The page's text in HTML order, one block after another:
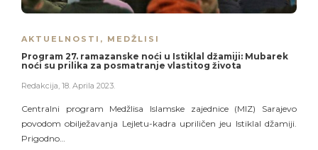
AKTUELNOSTI , MEDŽLISI
Program 27. ramazanske noći u Istiklal džamiji: Mubarek
noći su prilika za posmatranje vlastitog života
Redakcija 18. Aprila 2023.
Centralni program Medžlisa Islamske zajednice (MIZ) Sarajevo
povodom obilježavanja Lejletu-kadra upriličen jeu Istiklal džamiji.
Prigodno…